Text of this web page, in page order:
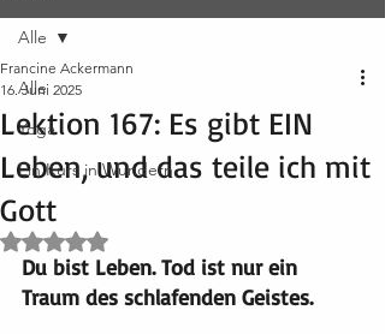
Alle
Yoga
Ein Kurs in Wundern
Alle
Lektion 167: Es gibt EIN
Leben, und das teile ich mit
Gott
Francine Ackermann
16. Juni 2025
Mit NaN von 5 Sternen bewertet.
Du bist Leben. Tod ist nur ein
Traum des schlafenden Geistes.